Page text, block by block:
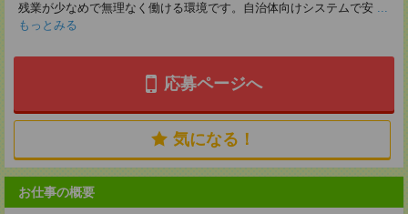
残業が少なめで無理なく働ける環境です。自治体向けシステムで安 ...
もっとみる
応募ページへ
気になる！
お仕事の概要